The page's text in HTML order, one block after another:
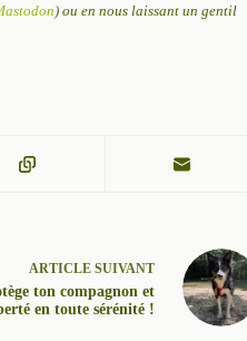
) ou en nous laissant un gentil
ARTICLESUIVANT
ton compagnon et
en toute sérénité !